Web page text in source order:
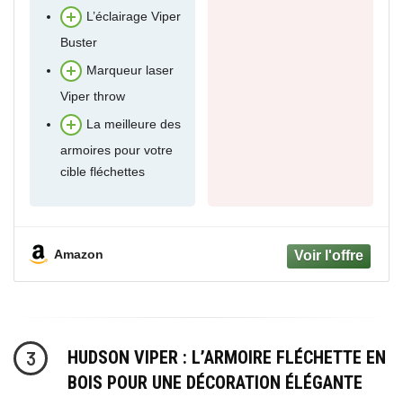
L’éclairage Viper
Buster
Marqueur laser
Viper throw
La meilleure des
armoires pour votre
cible fléchettes
Amazon
3
HUDSON VIPER : L’ARMOIRE FLÉCHETTE EN
BOIS POUR UNE DÉCORATION ÉLÉGANTE